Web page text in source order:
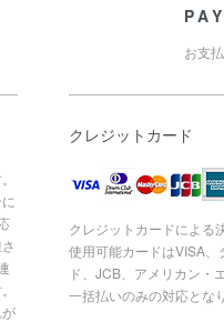
お支
クレジットカード
クレジットカードによる
使用可能カードはVISA
ド、JCB、アメリカン・
一括払いのみの対応とな